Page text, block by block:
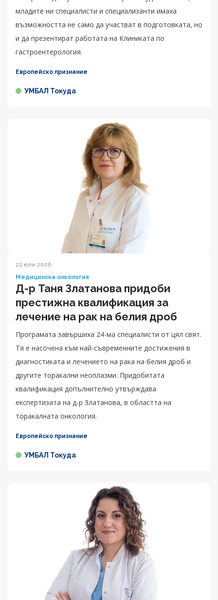
младите ни специалисти и специализанти имаха
възможността не само да участват в подготовката, но
и да презентират работата на Клиниката по
гастроентерология.
Европейско признание
УМБАЛ Токуда
22 юли 2026
Медицинска онкология
Д-р Таня Златанова придоби
престижна квалификация за
лечение на рак на белия дроб
Програмата завършиха 24-ма специалисти от цял свят.
Тя е насочена към най-съвременните достижения в
диагностиката и лечението на рака на белия дроб и
другите торакални неоплазми. Придобитата
квалификация допълнително утвърждава
експертизата на д-р Златанова, в областта на
торакалната онкология.
Европейско признание
УМБАЛ Токуда